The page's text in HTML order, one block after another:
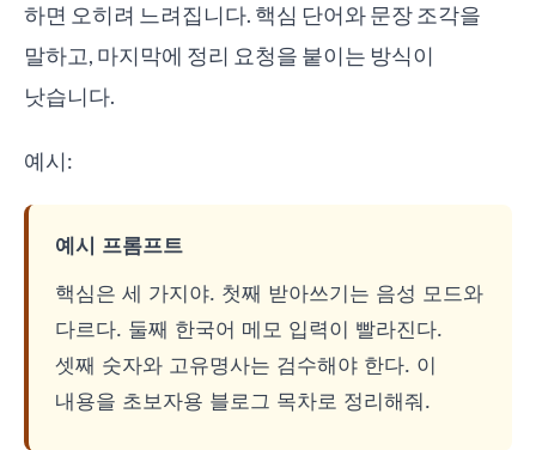
하면 오히려 느려집니다. 핵심 단어와 문장 조각을
말하고, 마지막에 정리 요청을 붙이는 방식이
낫습니다.
예시:
예시 프롬프트
핵심은 세 가지야. 첫째 받아쓰기는 음성 모드와
다르다. 둘째 한국어 메모 입력이 빨라진다.
셋째 숫자와 고유명사는 검수해야 한다. 이
내용을 초보자용 블로그 목차로 정리해줘.